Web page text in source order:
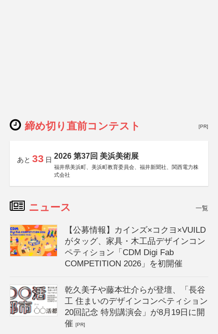
締め切り直前コンテスト [PR]
あと 33 日 2026 第37回 美浜美術展
福井県美浜町、美浜町教育委員会、福井新聞社、関西電力株
式会社
ニュース 一覧
【公募情報】カインズ×コクヨ×VUILD
がタッグ、家具・木工品デザインコン
ペティション「CDM Digi Fab
COMPETITION 2026」を初開催
乾久美子や藤本壮介らが登壇、「長谷
工 住まいのデザインコンペティション
20回記念 特別講演会」が8月19日に開
催[PR]